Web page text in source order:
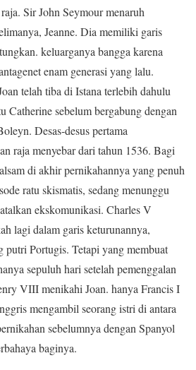
Sir John Seymour menaruh
Jeanne. Dia memiliki garis
keluarganya bangga karena
enam generasi yang lalu.
telah tiba di Istana terlebih dahulu
Catherine sebelum bergabung dengan
Desas-desus pertama
raja menyebar dari tahun 1536. Bagi
di akhir pernikahannya yang penuh
ratu skismatis, sedang menunggu
ekskomunikasi. Charles V
lagi dalam garis keturunannya,
putri Portugis. Tetapi yang membuat
sepuluh hari setelah pemenggalan
VIII menikahi Joan. hanya Francis I
mengambil seorang istri di antara
sebelumnya dengan Spanyol
baginya.